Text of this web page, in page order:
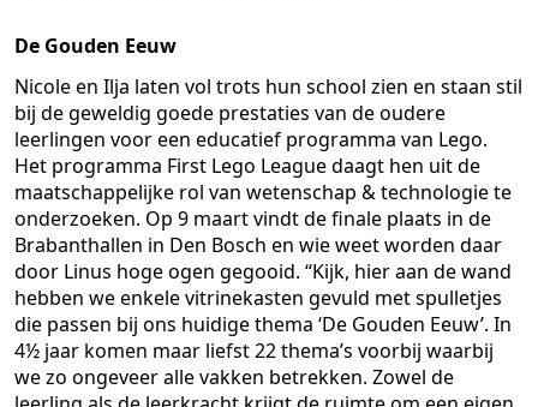
De Gouden Eeuw
Nicole en Ilja laten vol trots hun school zien en staan stil
bij de geweldig goede prestaties van de oudere
leerlingen voor een educatief programma van Lego.
Het programma First Lego League daagt hen uit de
maatschappelijke rol van wetenschap & technologie te
onderzoeken. Op 9 maart vindt de finale plaats in de
Brabanthallen in Den Bosch en wie weet worden daar
door Linus hoge ogen gegooid. “Kijk, hier aan de wand
hebben we enkele vitrinekasten gevuld met spulletjes
die passen bij ons huidige thema ‘De Gouden Eeuw’. In
4½ jaar komen maar liefst 22 thema’s voorbij waarbij
we zo ongeveer alle vakken betrekken. Zowel de